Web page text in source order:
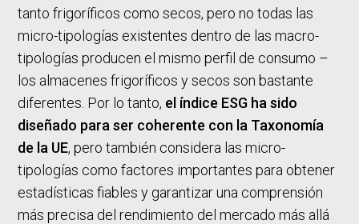
tanto frigoríficos como secos, pero no todas las
micro-tipologías existentes dentro de las macro-
tipologías producen el mismo perfil de consumo –
los almacenes frigoríficos y secos son bastante
diferentes. Por lo tanto, el índice ESG ha sido
diseñado para ser coherente con la Taxonomía
de la UE, pero también considera las micro-
tipologías como factores importantes para obtener
estadísticas fiables y garantizar una comprensión
más precisa del rendimiento del mercado más allá